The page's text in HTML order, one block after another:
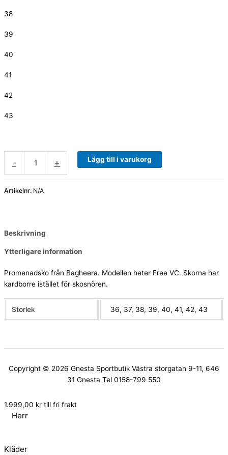
38
39
40
41
42
43
- + Lägg till i varukorg
Artikelnr: N/A
Beskrivning
Ytterligare information
Promenadsko från Bagheera. Modellen heter Free VC. Skorna har
kardborre istället för skosnören.
Storlek 36, 37, 38, 39, 40, 41, 42, 43
Copyright © 2026 Gnesta Sportbutik Västra storgatan 9-11, 646
31 Gnesta Tel 0158-799 550
1.999,00 kr till fri frakt
Herr
Kläder